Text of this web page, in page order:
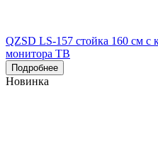
QZSD LS-157 стойка 160 см с
монитора ТВ
Подробнее
Новинка